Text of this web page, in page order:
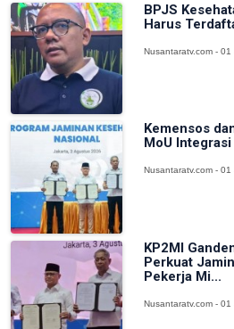
BPJS
Harus
Nusantaratv.com -
Kemensos
MoU
Nusantaratv.com -
KP2MI
Perkuat
Pekerja Mi...
Nusantaratv.com -